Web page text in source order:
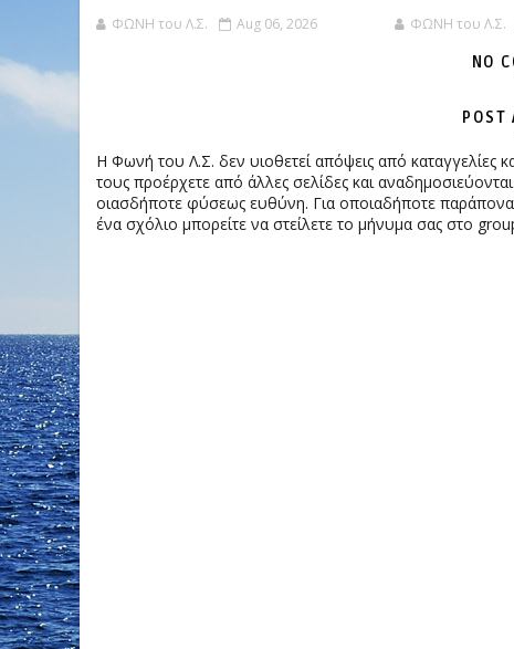
ΦΩΝΗ του Λ.Σ. Aug 06, 2026 ΦΩΝΗ του Λ.Σ.
NO
POST
Η Φωνή του Λ.Σ. δεν υιοθετεί απόψεις από
τους προέρχετε από άλλες σελίδες και
οιασδήποτε φύσεως ευθύνη. Για οποιαδήποτε παράπονα
ένα σχόλιο μπορείτε να στείλετε το μήνυμα σας στο